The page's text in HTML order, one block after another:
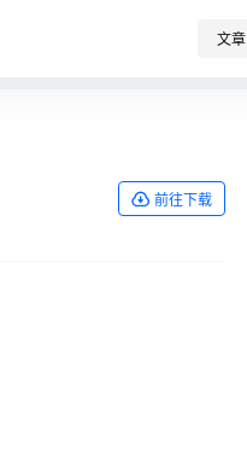
文章
前往下载